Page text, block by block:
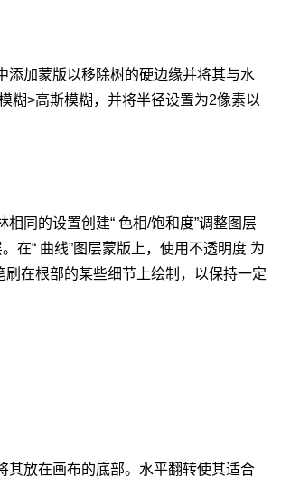
添加蒙版以移除树的硬边缘并将其与水
糊>高斯模糊，并将半径设置为2像素以
相同的设置创建“ 色相/饱和度”调整图层
。在“ 曲线”图层蒙版上，使用不透明度 为
刷在根部的某些细节上绘制，以保持一定
其放在画布的底部。水平翻转使其适合